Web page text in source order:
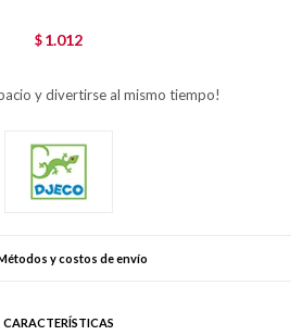
$ 1.012
y divertirse al mismo tiempo!
y costos de envío
CARACTERÍSTICAS